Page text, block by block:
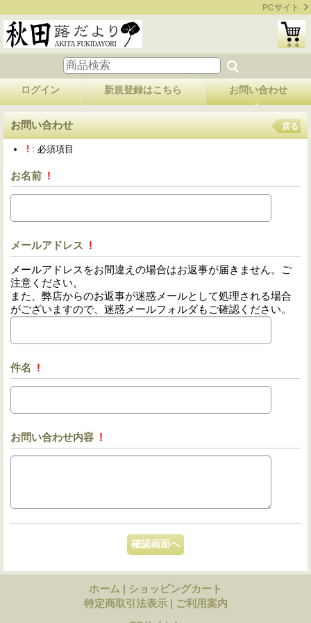
PCサイト
ログイン 新規登録はこちら お問い合わせ
お問い合わせ 戻る
! : 必須項目
お名前 !
メールアドレス !
メールアドレスをお間違えの場合はお返事が届きません。ご
注意ください。
また、弊店からのお返事が迷惑メールとして処理される場合
がございますので、迷惑メールフォルダもご確認ください。
件名 !
お問い合わせ内容 !
ホーム | ショッピングカート
特定商取引法表示 | ご利用案内